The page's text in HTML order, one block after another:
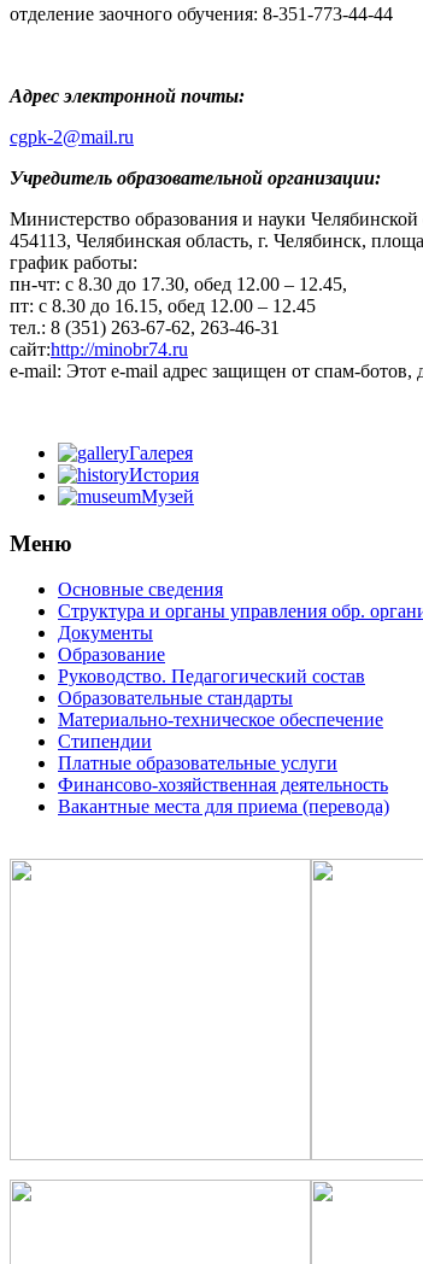
отделение заочного обучения: 8-351-773-44-44
Адрес электронной почты:
cgpk-2@mail.ru
Учредитель образовательной организации:
Министерство образования и науки Челябинской
454113, Челябинская область, г. Челябинск,
график работы:
пн-чт: с 8.30 до 17.30, обед 12.00 – 12.45,
пт: с 8.30 до 16.15, обед 12.00 – 12.45
тел.: 8 (351) 263-67-62, 263-46-31
сайт:http://minobr74.ru
е-mail: Этот e-mail адрес защищен от спам-ботов,
Галерея
История
Музей
Меню
Основные сведения
Структура и органы управления обр.
Документы
Образование
Руководство. Педагогический состав
Образовательные стандарты
Материально-техническое обеспечение
Стипендии
Платные образовательные услуги
Финансово-хозяйственная деятельность
Вакантные места для приема (перевода)